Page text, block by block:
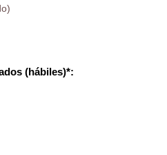
(hábiles)*: